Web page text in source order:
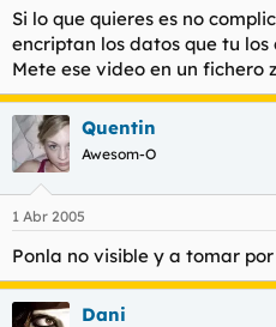
Si lo que quieres es no
encriptan los datos que tu
Mete ese video en un fichero
Quentin
Awesom-O
1 Abr 2005
Ponla no visible y a tomar por
Dani